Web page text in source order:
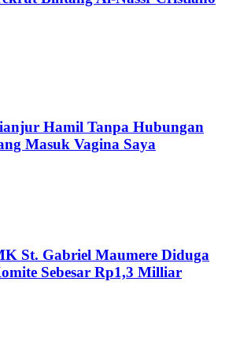
Hamil Tanpa Hubungan
Masuk Vagina Saya
St. Gabriel Maumere Diduga
Sebesar Rp1,3 Milliar